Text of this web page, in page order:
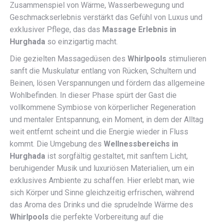
Zusammenspiel von Wärme, Wasserbewegung und
Geschmackserlebnis verstärkt das Gefühl von Luxus und
exklusiver Pflege, das das Massage Erlebnis in
Hurghada so einzigartig macht.
Die gezielten Massagedüsen des Whirlpools stimulieren
sanft die Muskulatur entlang von Rücken, Schultern und
Beinen, lösen Verspannungen und fördern das allgemeine
Wohlbefinden. In dieser Phase spürt der Gast die
vollkommene Symbiose von körperlicher Regeneration
und mentaler Entspannung, ein Moment, in dem der Alltag
weit entfernt scheint und die Energie wieder in Fluss
kommt. Die Umgebung des Wellnessbereichs in
Hurghada ist sorgfältig gestaltet, mit sanftem Licht,
beruhigender Musik und luxuriösen Materialien, um ein
exklusives Ambiente zu schaffen. Hier erlebt man, wie
sich Körper und Sinne gleichzeitig erfrischen, während
das Aroma des Drinks und die sprudelnde Wärme des
Whirlpools die perfekte Vorbereitung auf die